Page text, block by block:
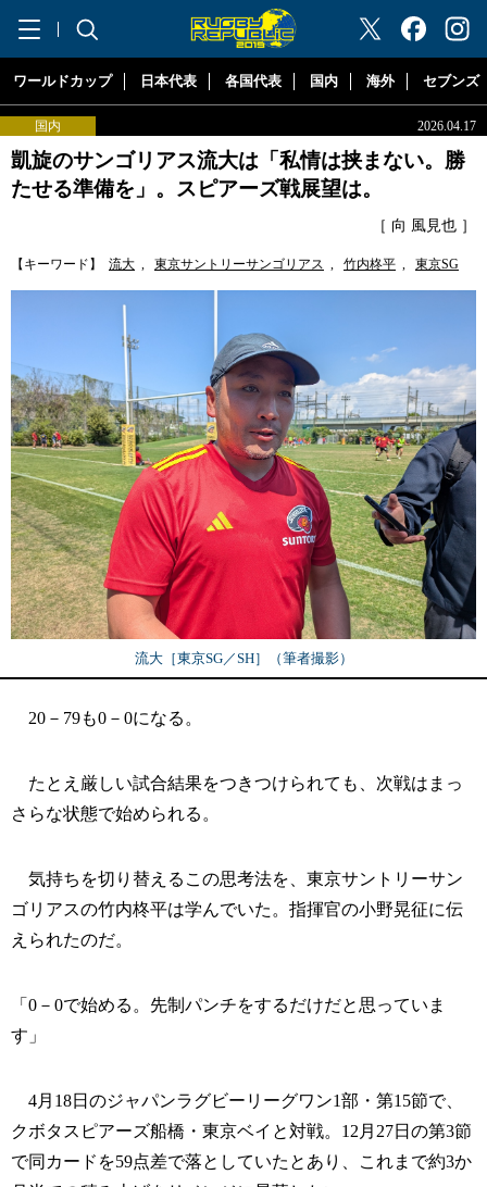
"ラグビーリパブリック"
ワールドカップ 日本代表 各国代表 国内 海外 セブンズ
国内 2026.04.17
凱旋のサンゴリアス流大は「私情は挟まない。勝
たせる準備を」。スピアーズ戦展望は。
［ 向 風見也 ］
【キーワード】 流大 , 東京サントリーサンゴリアス , 竹内柊平 , 東京SG
流大［東京SG／SH］（筆者撮影）
20－79も0－0になる。
たとえ厳しい試合結果をつきつけられても、次戦はまっ
さらな状態で始められる。
気持ちを切り替えるこの思考法を、東京サントリーサン
ゴリアスの竹内柊平は学んでいた。指揮官の小野晃征に伝
えられたのだ。
「0－0で始める。先制パンチをするだけだと思っていま
す」
4月18日のジャパンラグビーリーグワン1部・第15節で、
クボタスピアーズ船橋・東京ベイと対戦。12月27日の第3節
で同カードを59点差で落としていたとあり、これまで約3か